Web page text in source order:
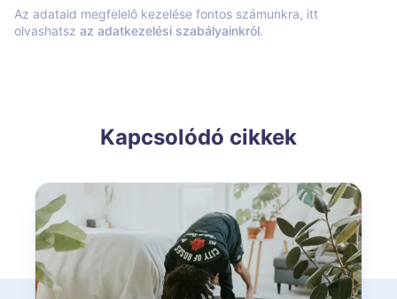
Az adataid megfelelő kezelése fontos számunkra, itt
olvashatsz az adatkezelési szabályainkról.
Kapcsolódó cikkek